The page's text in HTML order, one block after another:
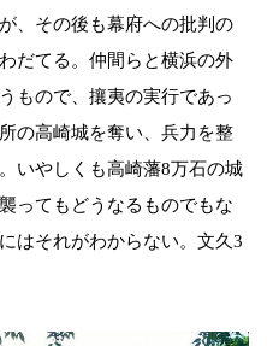
、その後も幕府への批判の
だてる。仲間らと横浜の外
もので、攘夷の実行であっ
の高崎城を奪い、兵力を整
いやしくも高崎藩8万石の城
ってもどうなるものでもな
はそれがわからない。文久3